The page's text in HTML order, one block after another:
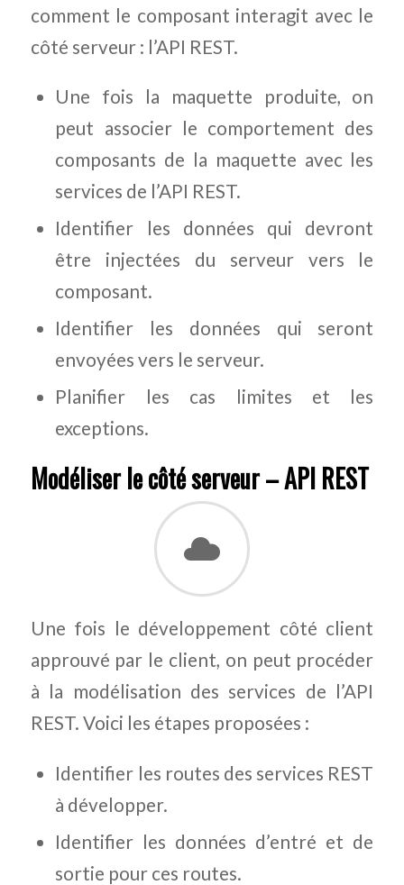
comment le composant interagit avec le
côté serveur : l’API REST.
Une fois la maquette produite, on
peut associer le comportement des
composants de la maquette avec les
services de l’API REST.
Identifier les données qui devront
être injectées du serveur vers le
composant.
Identifier les données qui seront
envoyées vers le serveur.
Planifier les cas limites et les
exceptions.
Modéliser le côté serveur – API REST
Une fois le développement côté client
approuvé par le client, on peut procéder
à la modélisation des services de l’API
REST. Voici les étapes proposées :
Identifier les routes des services REST
à développer.
Identifier les données d’entré et de
sortie pour ces routes.